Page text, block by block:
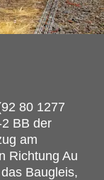
80 1277
BB der
am
Richtung Au
Baugleis,